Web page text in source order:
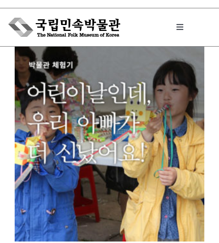
Skip
content
Toggle
박물관에서는
민속이야기
민속 인사이드
원문보기 PDF
박물관 홈페이지